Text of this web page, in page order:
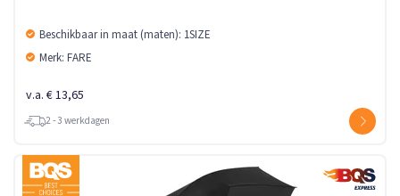
Beschikbaar in maat (maten): 1SIZE
Merk: FARE
v.a. € 13,65
2 - 3 werkdagen